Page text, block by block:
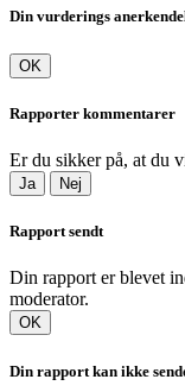
Din vurderings
OK
Rapporter kommentarer
Er du sikker på, at du
Ja Nej
Rapport sendt
Din rapport er blevet
moderator.
OK
Din rapport kan ikke